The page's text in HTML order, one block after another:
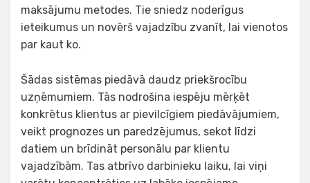
maksājumu metodes. Tie sniedz noderīgus
ieteikumus un novērš vajadzību zvanīt, lai vienotos
par kaut ko.
Šādas sistēmas piedāvā daudz priekšrocību
uzņēmumiem. Tās nodrošina iespēju mērķēt
konkrētus klientus ar pievilcīgiem piedāvājumiem,
veikt prognozes un paredzējumus, sekot līdzi
datiem un brīdināt personālu par klientu
vajadzībām. Tas atbrīvo darbinieku laiku, lai viņi